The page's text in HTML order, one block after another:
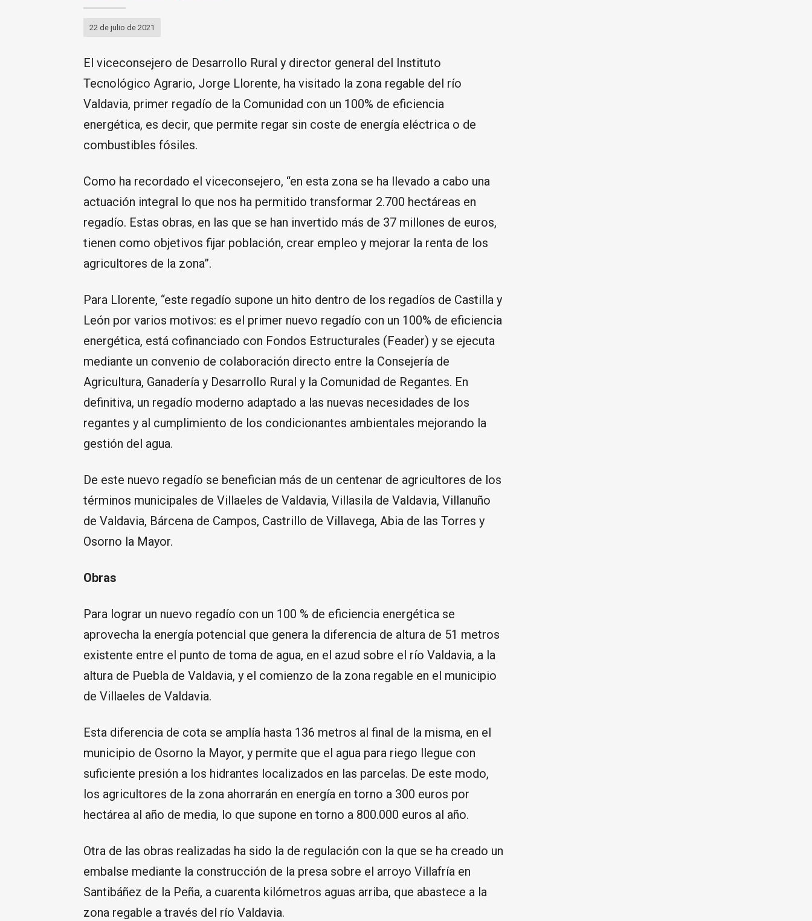
22 de julio de 2021
El viceconsejero de Desarrollo Rural y director general del Instituto
Tecnológico Agrario, Jorge Llorente, ha visitado la zona regable del río
Valdavia, primer regadío de la Comunidad con un 100% de eficiencia
energética, es decir, que permite regar sin coste de energía eléctrica o de
combustibles fósiles.
Como ha recordado el viceconsejero, “en esta zona se ha llevado a cabo una
actuación integral lo que nos ha permitido transformar 2.700 hectáreas en
regadío. Estas obras, en las que se han invertido más de 37 millones de euros,
tienen como objetivos fijar población, crear empleo y mejorar la renta de los
agricultores de la zona”.
Para Llorente, “este regadío supone un hito dentro de los regadíos de Castilla y
León por varios motivos: es el primer nuevo regadío con un 100% de eficiencia
energética, está cofinanciado con Fondos Estructurales (Feader) y se ejecuta
mediante un convenio de colaboración directo entre la Consejería de
Agricultura, Ganadería y Desarrollo Rural y la Comunidad de Regantes. En
definitiva, un regadío moderno adaptado a las nuevas necesidades de los
regantes y al cumplimiento de los condicionantes ambientales mejorando la
gestión del agua.
De este nuevo regadío se benefician más de un centenar de agricultores de los
términos municipales de Villaeles de Valdavia, Villasila de Valdavia, Villanuño
de Valdavia, Bárcena de Campos, Castrillo de Villavega, Abia de las Torres y
Osorno la Mayor.
Obras
Para lograr un nuevo regadío con un 100 % de eficiencia energética se
aprovecha la energía potencial que genera la diferencia de altura de 51 metros
existente entre el punto de toma de agua, en el azud sobre el río Valdavia, a la
altura de Puebla de Valdavia, y el comienzo de la zona regable en el municipio
de Villaeles de Valdavia.
Esta diferencia de cota se amplía hasta 136 metros al final de la misma, en el
municipio de Osorno la Mayor, y permite que el agua para riego llegue con
suficiente presión a los hidrantes localizados en las parcelas. De este modo,
los agricultores de la zona ahorrarán en energía en torno a 300 euros por
hectárea al año de media, lo que supone en torno a 800.000 euros al año.
Otra de las obras realizadas ha sido la de regulación con la que se ha creado un
embalse mediante la construcción de la presa sobre el arroyo Villafría en
Santibáñez de la Peña, a cuarenta kilómetros aguas arriba, que abastece a la
zona regable a través del río Valdavia.